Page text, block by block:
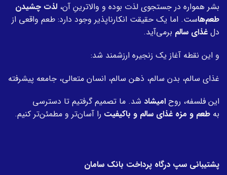
بشر همواره در جستجوی لذت بوده و والاترینِ آن، لذت چشیدن
طعم‌هاست. اما یک حقیقت انکارناپذیر وجود دارد: طعم واقعی از
دل غذای سالم برمی‌آید.
و این نقطه آغاز یک زنجیره ارزشمند شد:
غذای سالم، بدن سالم، ذهن سالم، انسان متعالی، جامعه پیشرفته
این فلسفه، روح امیشاد شد. ما تصمیم گرفتیم تا دسترسی
به طعم و مزه غذای سالم و باکیفیت را آسان‌تر و مطمئن‌تر کنیم.
پشتیبانی سپ درگاه پرداخت بانک سامان